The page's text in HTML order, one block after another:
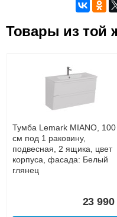
Оставьте отзыв
Наличный расчёт
Банковской
времени
Банковской
Интернет-
Qiwi-кошельки и
Безналичный
подробнее...
Товары из той
Тумба Lemark MIANO, 100
см под 1 раковину,
подвесная, 2 ящика, цвет
корпуса, фасада: Белый
глянец
23 990